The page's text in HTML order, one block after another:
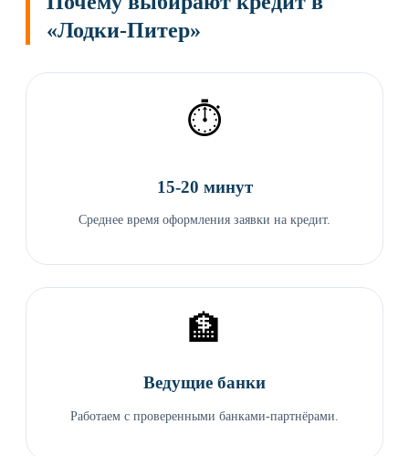
«Лодки-Питер»
⏱️
15-20 минут
Среднее время оформления заявки на кредит.
🏦
Ведущие банки
Работаем с проверенными банками-партнёрами.